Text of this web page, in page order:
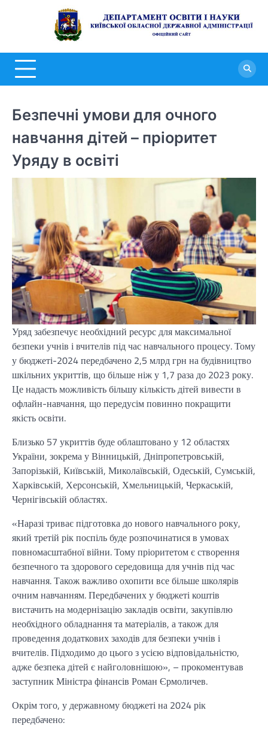
Безпечні умови для очного
навчання дітей – пріоритет
Уряду в освіті
Уряд забезпечує необхідний ресурс для максимальної
безпеки учнів і вчителів під час навчального процесу. Тому
у бюджеті-2024 передбачено 2,5 млрд грн на будівництво
шкільних укриттів, що більше ніж у 1,7 раза до 2023 року.
Це надасть можливість більшу кількість дітей вивести в
офлайн-навчання, що передусім повинно покращити
якість освіти.
Близько 57 укриттів буде облаштовано у 12 областях
України, зокрема у Вінницькій, Дніпропетровській,
Запорізькій, Київській, Миколаївській, Одеській, Сумській,
Харківській, Херсонській, Хмельницькій, Черкаській,
Чернігівській областях.
«Наразі триває підготовка до нового навчального року,
який третій рік поспіль буде розпочинатися в умовах
повномасштабної війни. Тому пріоритетом є створення
безпечного та здорового середовища для учнів під час
навчання. Також важливо охопити все більше школярів
очним навчанням. Передбачених у бюджеті коштів
вистачить на модернізацію закладів освіти, закупівлю
необхідного обладнання та матеріалів, а також для
проведення додаткових заходів для безпеки учнів і
вчителів. Підходимо до цього з усією відповідальністю,
адже безпека дітей є найголовнішою», – прокоментував
заступник Міністра фінансів Роман Єрмоличев.
Окрім того, у державному бюджеті на 2024 рік
передбачено: